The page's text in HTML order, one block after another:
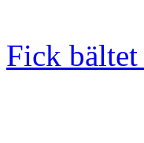
Fick bältet